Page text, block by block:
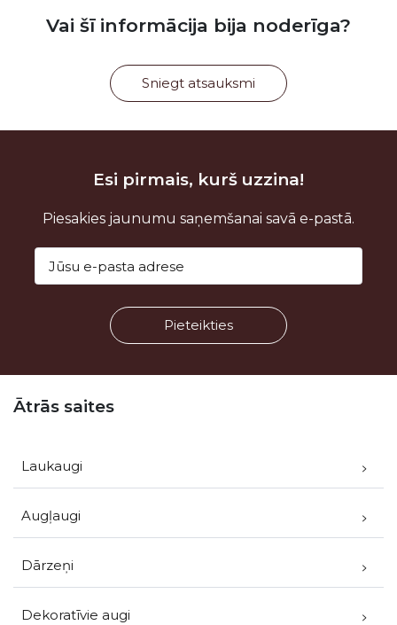
Vai šī informācija bija noderīga?
Sniegt atsauksmi
Esi pirmais, kurš uzzina!
Piesakies jaunumu saņemšanai savā e-pastā.
Ātrās saites
Laukaugi
Augļaugi
Dārzeņi
Dekoratīvie augi